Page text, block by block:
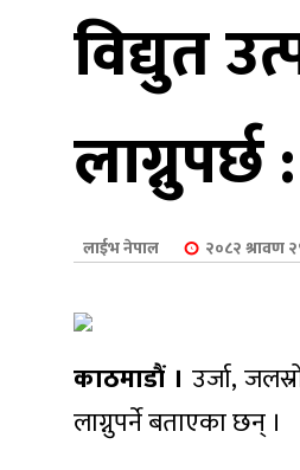
विद्युत
लाग्नुपर्छ
लाईभ नेपाल २०८२ श्रावण
काठमाडौं । उर्जा,
लाग्नुपर्ने बताएका छन् ।